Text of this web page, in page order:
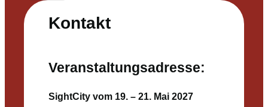
Kontakt
Veranstaltungsadresse:
SightCity vom 19. – 21. Mai 2027